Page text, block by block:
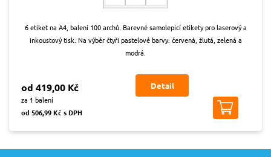
6 etiket na A4, balení 100 archů. Barevné samolepicí etikety pro laserový a
inkoustový tisk. Na výběr čtyři pastelové barvy: červená, žlutá, zelená a
modrá.
od 419,00 Kč
za 1 balení
od 506,99 Kč s DPH
Detail